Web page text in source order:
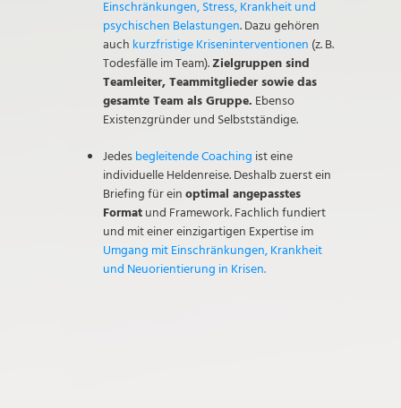
Einschränkungen, Stress, Krankheit und
psychischen Belastungen. Dazu gehören
auchkurzfristige Kriseninterventionen(z. B.
Todesfälle im Team).Zielgruppen sind
Teamleiter, Teammitglieder sowie das
gesamte Team als Gruppe.Ebenso
Existenzgründer und Selbstständige.
Jedesbegleitende Coachingist eine
individuelle Heldenreise. Deshalb zuerst ein
Briefing für einoptimal angepasstes
Formatund Framework. Fachlich fundiert
und mit einer einzigartigen Expertise im
Umgang mit Einschränkungen, Krankheit
und Neuorientierung in Krisen.